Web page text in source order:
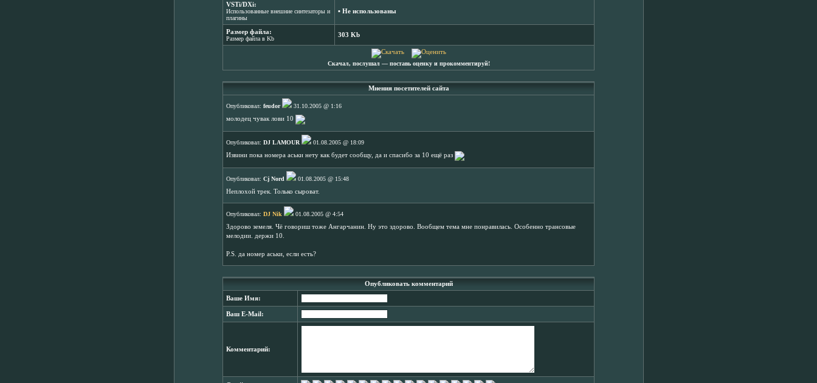
VSTi/DXi:
Использованные внешние синтезаторы и
плагины
▪ Не использованы
Размер файла:
Размер файла в Kb
303 Kb
Скачал, послушал ― поставь оценку и прокомментируй!
Мнения посетителей сайта
Опубликовал: feudor
31.10.2005 @ 1:16
молодец чувак лови 10
Опубликовал: DJ LAMOUR
01.08.2005 @ 18:09
Извини пока номера аськи нету как будет сообщу, да и спасибо за 10 ещё раз
Опубликовал: Cj Nord
01.08.2005 @ 15:48
Неплохой трек. Только сыроват.
Опубликовал: DJ Nik
01.08.2005 @ 4:54
Здорово земеля. Чё говориш тоже Ангарчанин. Ну это здорово. Вообщем тема мне понравилась. Особенно трансовые
мелодии. держи 10.
P.S. да номер аськи, если есть?
Опубликовать комментарий
Ваше Имя:
Ваш E-Mail:
Комментарий: